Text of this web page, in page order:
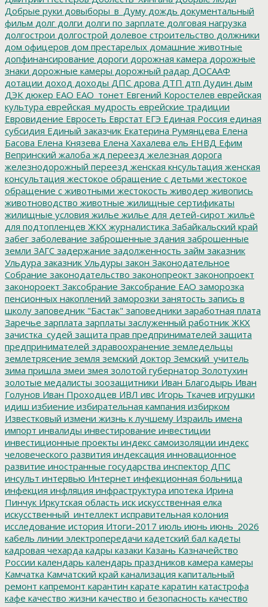
Добрые руки довыборы_в_Думу дождь документальный
фильм долг долги долги по зарплате долговая нагрузка
долгострои долгострой долевое строительство должники
дом офицеров дом престарелых домашние животные
допфинансирование дороги дорожная камера дорожные
знаки дорожные камеры дорожный радар ДОСААФ
дотации доход доходы ДПС дрова ДТП дтп Дудин дым
ДЭК дюкер ЕАО ЕАО_тонет Евгений Коростелев еврейская
культура еврейская_мудрость еврейские традиции
Евровидение Евросеть Еврстат ЕГЭ Единая Россия единая
субсидия Единый заказчик Екатерина Румянцева Елена
Басова Елена Князева Елена Хахалева ель ЕНВД Ефим
Вепринский жалоба жд переезд железная дорога
железнодорожный переезд женская кнсультация женская
консультация жестокое обращение с детьми жестокое
обращение с животными жестокость живодер живопись
животноводство животные жилищные сертификаты
жилищные условия жилье жилье для детей-сирот жильё
для подтопленцев ЖКХ журналистика Забайкальский край
забег заболевание заброшенные здания заброшенные
земли ЗАГС задержание задолженность займ заказник
Ульдура заказник Ульдуры закон Законодательное
Собрание законодательство законопреокт законопроект
законороект Заксобрание Заксобрание ЕАО заморозка
пенсионных накоплений заморозки занятость запись в
школу заповедник "Бастак" заповедники заработная плата
Заречье зарплата зарплаты заслуженный работник ЖКХ
зачистка_судей защита прав предпринимателей защита
предпринимателей здравоохранение земледельцы
землетрясение земля земский доктор Земский_учитель
зима пришла змеи змея золотой губернатор Золотухин
золотые медалисты зоозащитники Иван Благодырь Иван
Голунов Иван Проходцев ИВЛ ивс Игорь Ткачев игрушки
идиш избиение избирательная кампания избирком
Известковый измени жизнь к лучшему Израиль имена
импорт инвалиды инвестирование инвестиции
инвестиционные проекты индекс самоизоляции индекс
человеческого развития индексация инновационное
развитие иностранные государства инспектор ДПС
инсульт интервью Интернет инфекционная больница
инфекция инфляция инфраструктура ипотека Ирина
Пинчук Иркутская область иск искусственная елка
искусственный_интеллект исправительная колония
исследование история Итоги-2017 июль июнь июнь_2026
кабель линии электропередачи кадетский бал кадеты
кадровая чехарда кадры казаки Казань Казначейство
России календарь календарь праздников камера камеры
Камчатка Камчатский край канализация капитальный
ремонт капремонт карантин карате каратин катастрофа
кафе качество жизни качество и безопасность качество